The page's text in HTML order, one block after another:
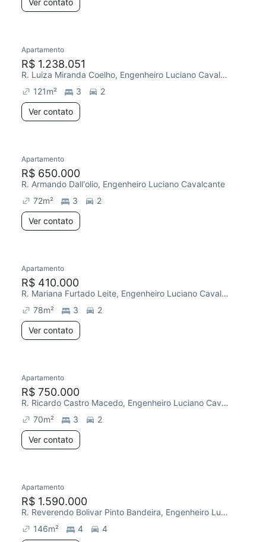
Ver contato
Apartamento
R$ 1.238.051
R. Luiza Miranda Coelho, Engenheiro Luciano Cavalcante
121m² 3
2
Ver contato
Apartamento
R$ 650.000
R. Armando Dall'olio, Engenheiro Luciano Cavalcante
72m² 3
2
Ver contato
Apartamento
R$ 410.000
R. Mariana Furtado Leite, Engenheiro Luciano Cavalcante
78m² 3
2
Ver contato
Apartamento
R$ 750.000
R. Ricardo Castro Macedo, Engenheiro Luciano Cavalcante
70m² 3
2
Ver contato
Apartamento
R$ 1.590.000
R. Reverendo Bolivar Pinto Bandeira, Engenheiro Luciano Cavalcante
146m² 4
4